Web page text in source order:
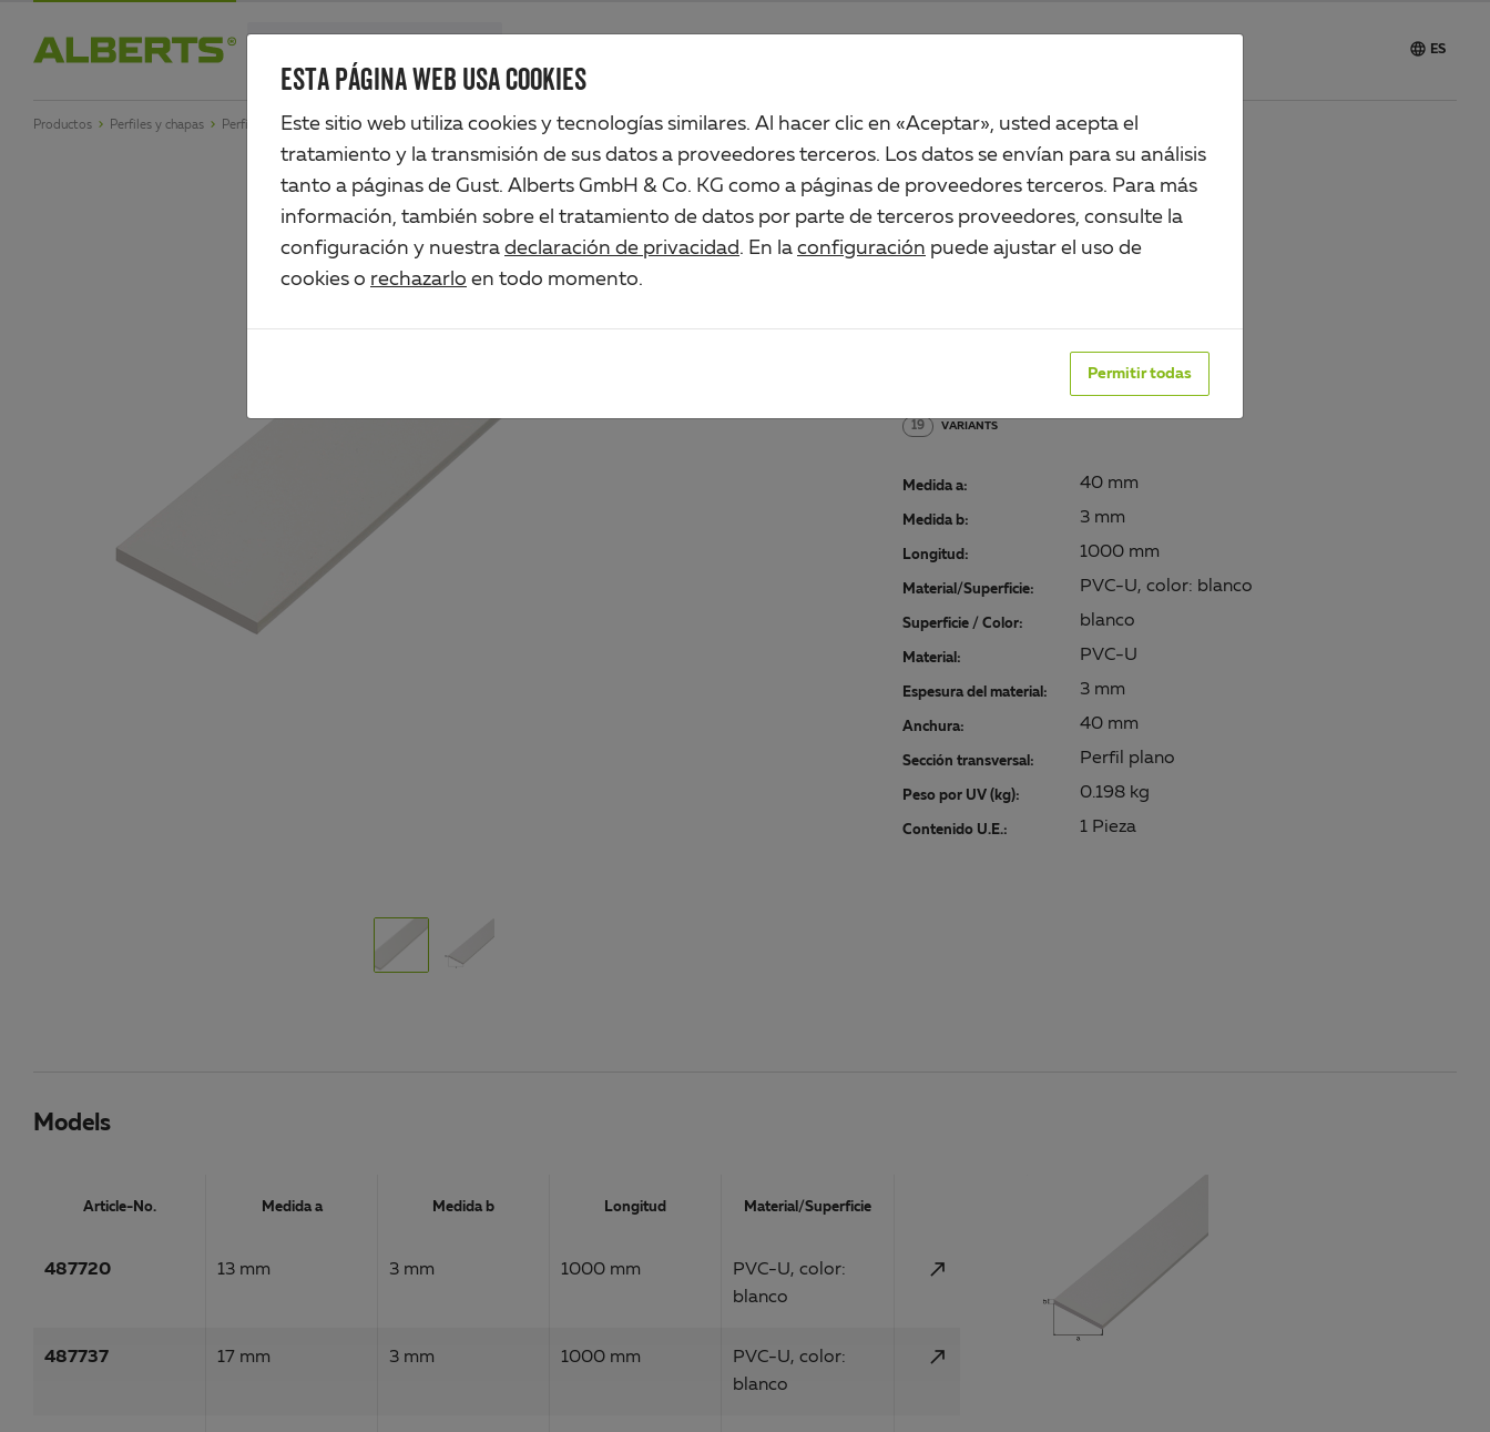
ESTA PÁGINA WEB USA COOKIES
Este sitio web utiliza cookies y tecnologías similares. Al hacer clic en «Aceptar», usted acepta el
tratamiento y la transmisión de sus datos a proveedores terceros. Los datos se envían para su análisis
tanto a páginas de Gust. Alberts GmbH & Co. KG como a páginas de proveedores terceros. Para más
información, también sobre el tratamiento de datos por parte de terceros proveedores, consulte la
configuración y nuestra declaración de privacidad. En la configuración puede ajustar el uso de
cookies o rechazarlo en todo momento.
Permitir todas
 ES
Productos Perfiles y chapas Perfiles de plástico Perfil plano
PERFIL PLANO
Material/Superficie:
19 VARIANTS
Medida a: 40 mm
Medida b: 3 mm
Longitud: 1000 mm
Material/Superficie: PVC-U, color: blanco
Superficie / Color: blanco
Material: PVC-U
Espesura del material: 3 mm
Anchura: 40 mm
Sección transversal: Perfil plano
Peso por UV (kg): 0.198 kg
Contenido U.E.: 1 Pieza
Models
Article-No. Medida a Medida b Longitud Material/Superficie
487720 13 mm 3 mm 1000 mm
PVC-U, color:
blanco
call_made
487737 17 mm 3 mm 1000 mm
PVC-U, color:
blanco
call_made